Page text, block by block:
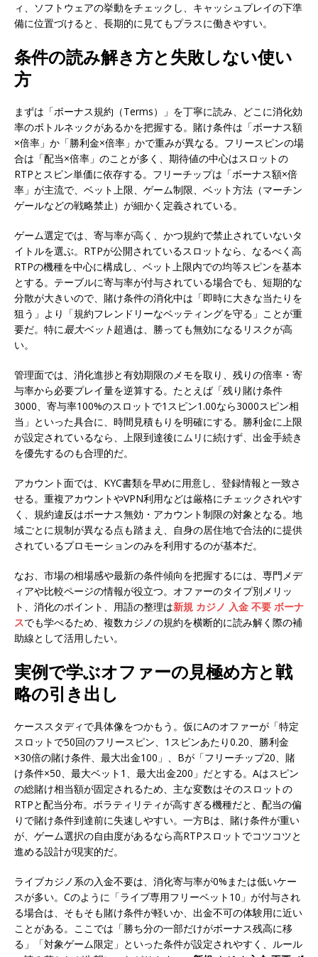
ィ、ソフトウェアの挙動をチェックし、キャッシュプレイの下準
備に位置づけると、長期的に見てもプラスに働きやすい。
条件の読み解き方と失敗しない使い
方
まずは「ボーナス規約（Terms）」を丁寧に読み、どこに消化効
率のボトルネックがあるかを把握する。賭け条件は「ボーナス額
×倍率」か「勝利金×倍率」かで重みが異なる。フリースピンの場
合は「配当×倍率」のことが多く、期待値の中心はスロットの
RTPとスピン単価に依存する。フリーチップは「ボーナス額×倍
率」が主流で、ベット上限、ゲーム制限、ベット方法（マーチン
ゲールなどの戦略禁止）が細かく定義されている。
ゲーム選定では、寄与率が高く、かつ規約で禁止されていないタ
イトルを選ぶ。RTPが公開されているスロットなら、なるべく高
RTPの機種を中心に構成し、ベット上限内での均等スピンを基本
とする。テーブルに寄与率が付与されている場合でも、短期的な
分散が大きいので、賭け条件の消化中は「即時に大きな当たりを
狙う」より「規約フレンドリーなベッティングを守る」ことが重
要だ。特に最大ベット超過は、勝っても無効になるリスクが高
い。
管理面では、消化進捗と有効期限のメモを取り、残りの倍率・寄
与率から必要プレイ量を逆算する。たとえば「残り賭け条件
3000、寄与率100%のスロットで1スピン1.00なら3000スピン相
当」といった具合に、時間見積もりを明確にする。勝利金に上限
が設定されているなら、上限到達後にムリに続けず、出金手続き
を優先するのも合理的だ。
アカウント面では、KYC書類を早めに用意し、登録情報と一致さ
せる。重複アカウントやVPN利用などは厳格にチェックされやす
く、規約違反はボーナス無効・アカウント制限の対象となる。地
域ごとに規制が異なる点も踏まえ、自身の居住地で合法的に提供
されているプロモーションのみを利用するのが基本だ。
なお、市場の相場感や最新の条件傾向を把握するには、専門メデ
ィアや比較ページの情報が役立つ。オファーのタイプ別メリッ
ト、消化のポイント、用語の整理は新規 カジノ 入金 不要 ボーナ
スでも学べるため、複数カジノの規約を横断的に読み解く際の補
助線として活用したい。
実例で学ぶオファーの見極め方と戦
略の引き出し
ケーススタディで具体像をつかもう。仮にAのオファーが「特定
スロットで50回のフリースピン、1スピンあたり0.20、勝利金
×30倍の賭け条件、最大出金100」、Bが「フリーチップ20、賭
け条件×50、最大ベット1、最大出金200」だとする。Aはスピン
の総賭け相当額が固定されるため、主な変数はそのスロットの
RTPと配当分布。ボラティリティが高すぎる機種だと、配当の偏
りで賭け条件到達前に失速しやすい。一方Bは、賭け条件が重い
が、ゲーム選択の自由度があるなら高RTPスロットでコツコツと
進める設計が現実的だ。
ライブカジノ系の入金不要は、消化寄与率が0%または低いケー
スが多い。Cのように「ライブ専用フリーベット10」が付与され
る場合は、そもそも賭け条件が軽いか、出金不可の体験用に近い
ことがある。ここでは「勝ち分の一部だけがボーナス残高に移
る」「対象ゲーム限定」といった条件が設定されやすく、ルール